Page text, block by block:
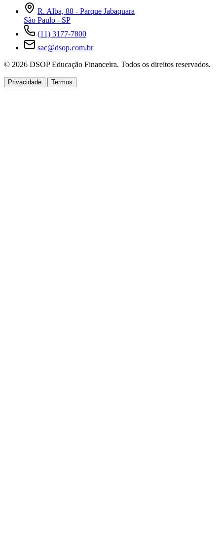
R. Alba, 88 - Parque Jabaquara
São Paulo - SP
(11) 3177-7800
sac@dsop.com.br
© 2026 DSOP Educação Financeira. Todos os direitos reservados.
Privacidade Termos